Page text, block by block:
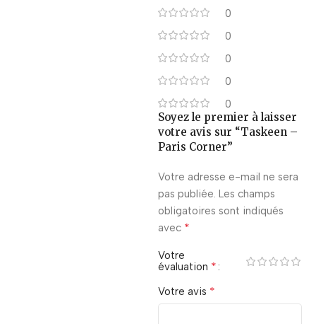
0
0
0
0
0
Soyez le premier à laisser
votre avis sur “Taskeen –
Paris Corner”
Votre adresse e-mail ne sera
pas publiée. Les champs
obligatoires sont indiqués
avec *
Votre
évaluation *
Votre avis *